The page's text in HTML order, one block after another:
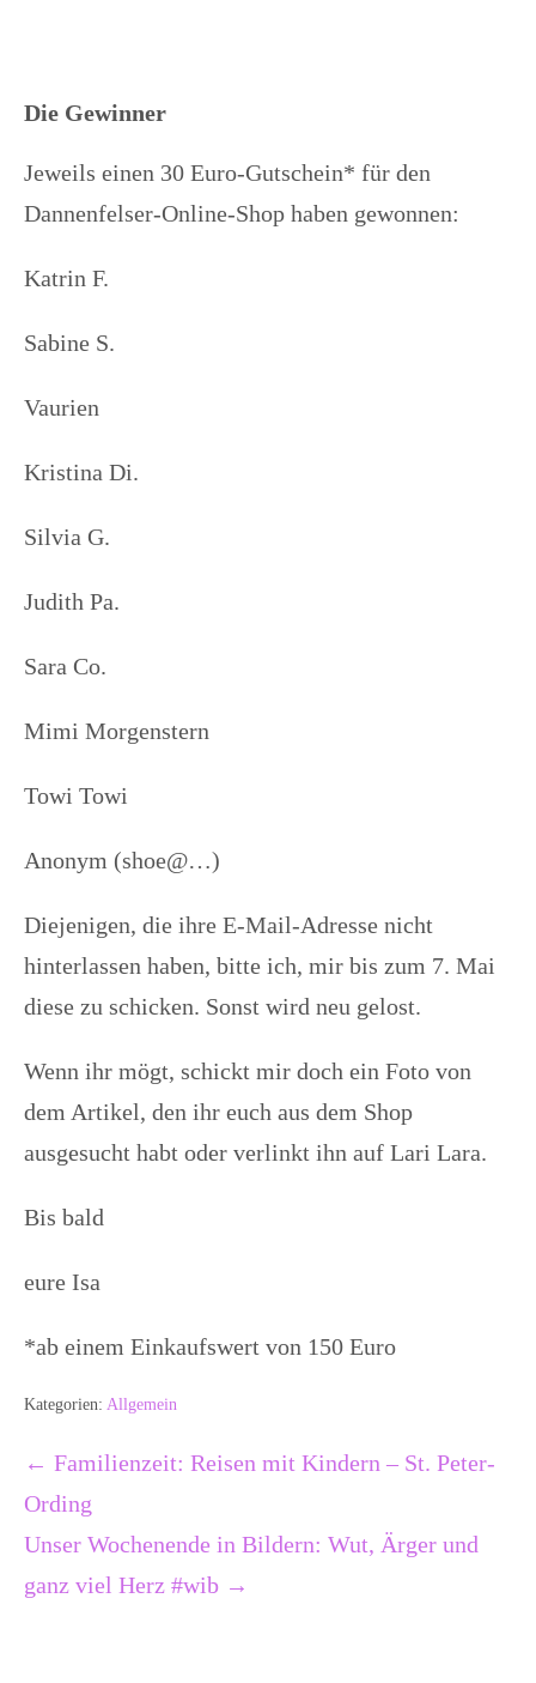
Die Gewinner
Jeweils einen 30 Euro-Gutschein* für den
Dannenfelser-Online-Shop haben gewonnen:
Katrin F.
Sabine S.
Vaurien
Kristina Di.
Silvia G.
Judith Pa.
Sara Co.
Mimi Morgenstern
Towi Towi
Anonym (shoe@…)
Diejenigen, die ihre E-Mail-Adresse nicht
hinterlassen haben, bitte ich, mir bis zum 7. Mai
diese zu schicken. Sonst wird neu gelost.
Wenn ihr mögt, schickt mir doch ein Foto von
dem Artikel, den ihr euch aus dem Shop
ausgesucht habt oder verlinkt ihn auf Lari Lara.
Bis bald
eure Isa
*ab einem Einkaufswert von 150 Euro
Kategorien: Allgemein
Beitragsnavigation
← Familienzeit: Reisen mit Kindern – St. Peter-
Ording
Unser Wochenende in Bildern: Wut, Ärger und
ganz viel Herz #wib →